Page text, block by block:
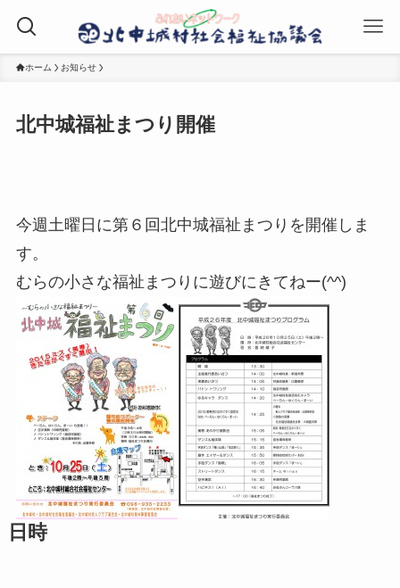
ホーム お知らせ
北中城福祉まつり開催
今週土曜日に第６回北中城福祉まつりを開催しま
す。
むらの小さな福祉まつりに遊びにきてねー(^^)
日時